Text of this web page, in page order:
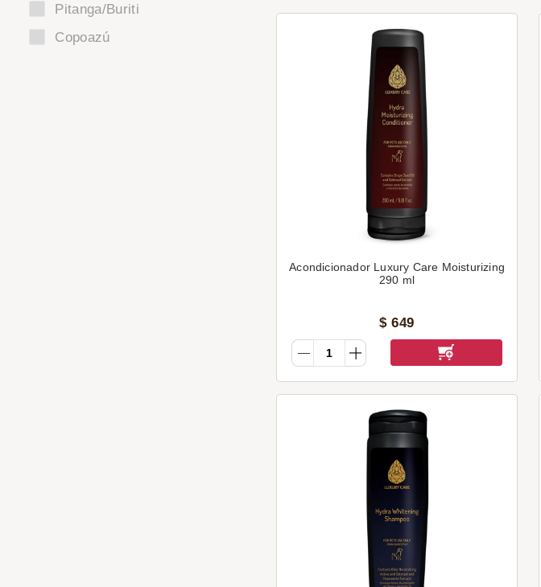
Pitanga/Buriti
Copoazú
Acondicionador Luxury Care Moisturizing
290 ml
$ 649